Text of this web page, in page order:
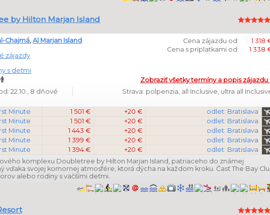
by Hilton Marjan Island
Cena zájazdu od:
1 318
Cena s príplatkami od:
1 338
Chajmá, Al Marjan Island
zájazdy
s deťmi
Zobraziť všetky termíny a popis zájazdu
22.10., 8 dňové
Strava: polpenzia, all Inclusive, ultra all
Minute 1 501 € +20 €
odlet: Bratislava
Minute 1 501 € +20 €
odlet: Bratislava
Minute 1 443 € +20 €
odlet: Bratislava
Minute 1 399 € +20 €
odlet: Bratislava
Minute 1 394 € +20 €
odlet: Bratislava
komplexu Doubletree by Hilton Marjan Island, patriaceho do známej
vďaka svojej komornej atmosfére, ktorá dýcha na každom kroku. Časť The Bay Clu
alebo rodiny s väčšími deťmi.